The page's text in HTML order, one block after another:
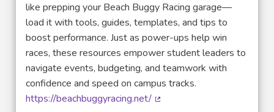
like prepping your Beach Buggy Racing garage—
load it with tools, guides, templates, and tips to
boost performance. Just as power-ups help win
races, these resources empower student leaders to
navigate events, budgeting, and teamwork with
confidence and speed on campus tracks.
https://beachbuggyracing.net/